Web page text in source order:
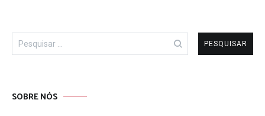
Pesquisar
por:
SOBRE NÓS